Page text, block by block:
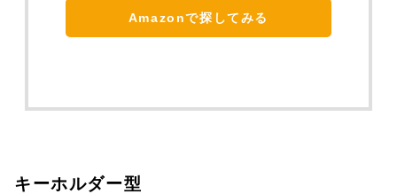
Amazonで探してみる
キーホルダー型